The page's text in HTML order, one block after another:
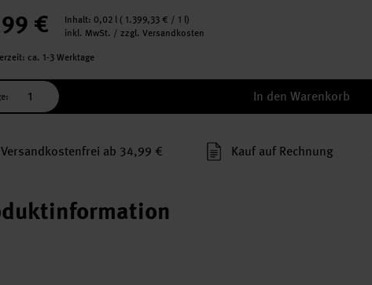
€ Inhalt: 0,02 l ( 1.399,33 € / 1 l)
inkl. MwSt. / zzgl. Versandkosten
ca. 1-3 Werktage
In den Warenkorb
Versand­kosten­frei ab 34,99 € Kauf auf Rechnung